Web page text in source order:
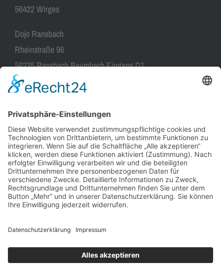
56422 Wirges
Dojo Ransbach
Rheinstraße 96
56235 Ransbach Baumbach Eingang D1
KONTAKT
KSV Wirges e.V.
Ahrbachstraße 4
info@ksv-wirges.de